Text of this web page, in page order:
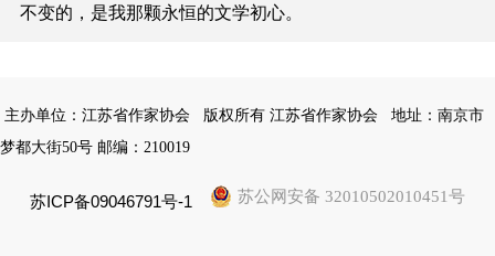
不变的，是我那颗永恒的文学初心。
主办单位：江苏省作家协会 版权所有 江苏省作家协会
地址：南京市
梦都大街50号 邮编：210019
苏ICP备09046791号-1 苏公网安备 32010502010451号